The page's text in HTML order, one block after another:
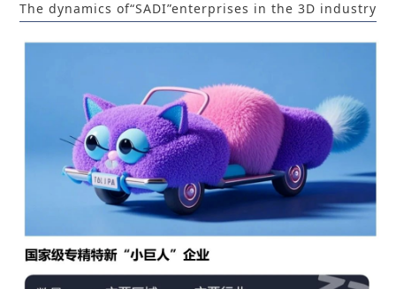
The dynamics of“SADI”enterprises in the 3D industry